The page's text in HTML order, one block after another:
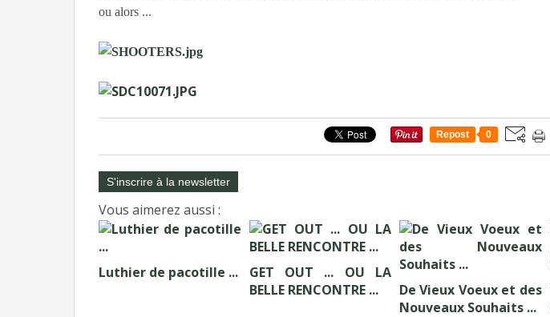
ou alors ...
Repost 0
S'inscrire à la newsletter
Vous aimerez aussi :
Luthier de pacotille ...
GET OUT ... OU LA
BELLE RENCONTRE ...
De Vieux Voeux et des
Nouveaux Souhaits ...